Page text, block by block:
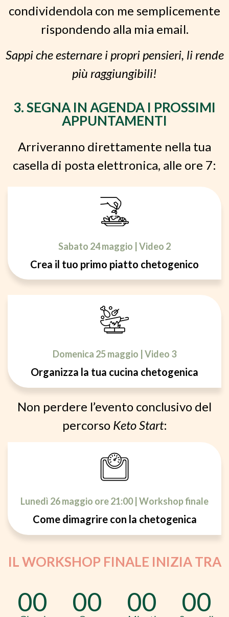
condividendola con me semplicemente
rispondendo alla mia email.
Sappi che esternare i propri pensieri, li rende
più raggiungibili!
3. SEGNA IN AGENDA I PROSSIMI
APPUNTAMENTI
Arriveranno direttamente nella tua
casella di posta elettronica, alle ore 7:
Sabato 24 maggio | Video 2
Crea il tuo primo piatto chetogenico
Domenica 25 maggio | Video 3
Organizza la tua cucina chetogenica
Non perdere l’evento conclusivo del
percorso Keto Start:
Lunedì 26 maggio ore 21:00 | Workshop finale
Come dimagrire con la chetogenica
IL WORKSHOP FINALE INIZIA TRA
00 00 00 00